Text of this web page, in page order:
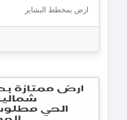
ارض بمخطط البشاير